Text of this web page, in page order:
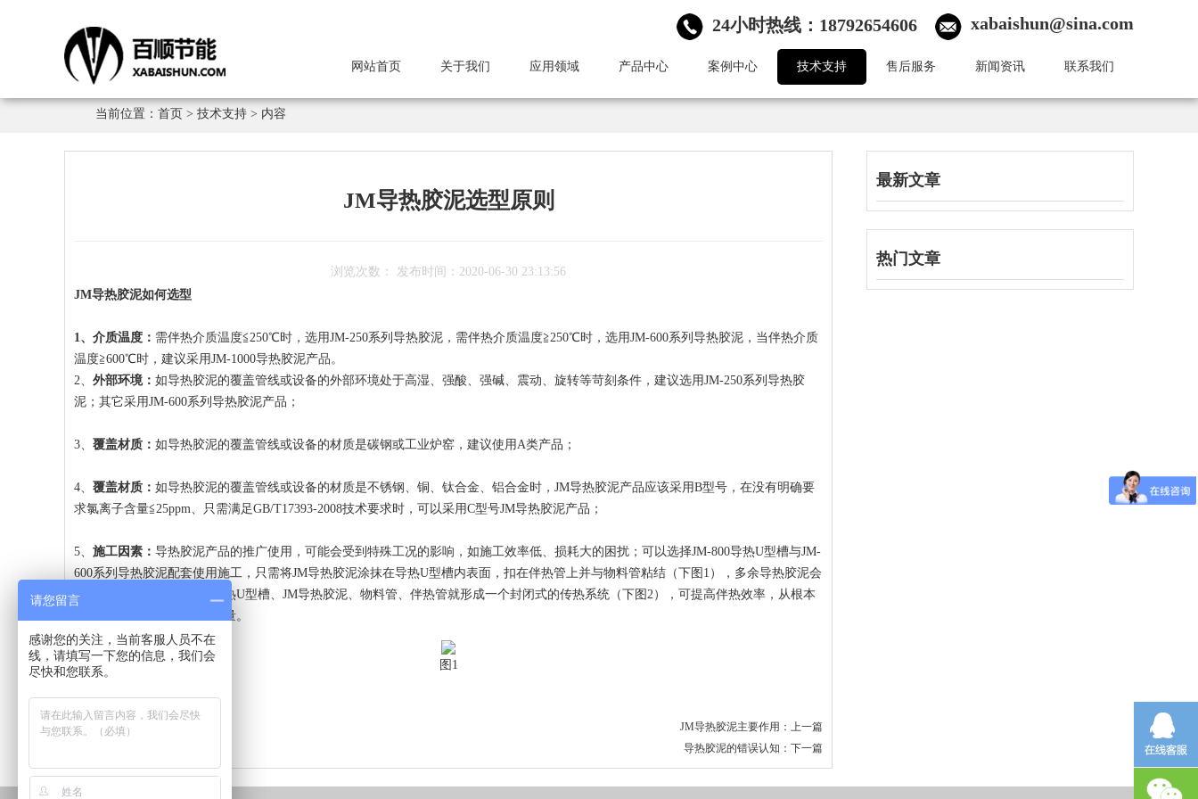
xabaishun@sina.com
24小时热线：18792654606
网站首页 关于我们 应用领域 产品中心 案例中心 技术支持 售后服务 新闻资讯 联系我们
当前位置： 首页 > 技术支持 > 内容
JM导热胶泥选型原则
浏览次数：
发布时间：2020-06-30 23:13:56
JM导热胶泥如何选型
1、介质温度： 需伴热介质温度≦250℃时，选用JM-250系列导热胶泥，需伴热介质温度≧250℃时，选用JM-600系列导热胶泥，当伴热介质
温度≧600℃时，建议采用JM-1000导热胶泥产品。
2、 外部环境： 如导热胶泥的覆盖管线或设备的外部环境处于高湿、强酸、强碱、震动、旋转等苛刻条件，建议选用JM-250系列导热胶
泥；其它采用JM-600系列导热胶泥产品；
3、 覆盖材质： 如导热胶泥的覆盖管线或设备的材质是碳钢或工业炉窑，建议使用A类产品；
4、 覆盖材质： 如导热胶泥的覆盖管线或设备的材质是不锈钢、铜、钛合金、铝合金时，JM导热胶泥产品应该采用B型号，在没有明确要
求氯离子含量≦25ppm、只需满足GB/T17393-2008技术要求时，可以采用C型号JM导热胶泥产品；
5、 施工因素： 导热胶泥产品的推广使用，可能会受到特殊工况的影响，如施工效率低、损耗大的困扰；可以选择JM-800导热U型槽与JM-
600系列导热胶泥配套使用施工，只需将JM导热胶泥涂抹在导热U型槽内表面，扣在伴热管上并与物料管粘结（下图1），多余导热胶泥会
从缝隙中挤出勾缝，这样导热U型槽、JM导热胶泥、物料管、伴热管就形成一个封闭式的传热系统（下图2），可提高伴热效率，从根本
上提高了施工效率和施工质量。
图1
JM导热胶泥主要作用 ：上一篇
导热胶泥的错误认知 ：下一篇
最新文章
热门文章
请您留言
感谢您的关注，当前客服人员不在
线，请填写一下您的信息，我们会
尽快和您联系。